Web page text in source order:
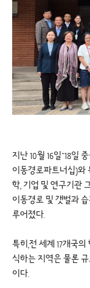
지난 10월 16일~18일
이동경로파트너십)와
학, 기업 및 연구기관
이동경로 및 갯벌과
루어졌다.
특히,전 세계 17개국
식하는 지역은 물론
이다.